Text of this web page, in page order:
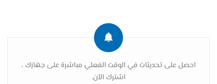
احصل على تحديثات في الوقت الفعلي مباشرة على جهازك ،
اشترك الآن.